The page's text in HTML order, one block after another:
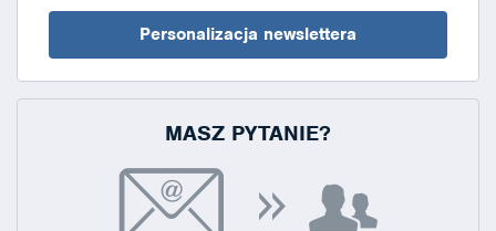
Personalizacja newslettera
MASZ PYTANIE?